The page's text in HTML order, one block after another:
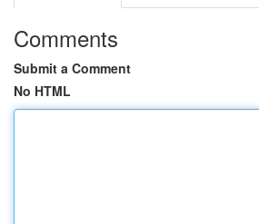
Comments
Submit a Comment
No HTML